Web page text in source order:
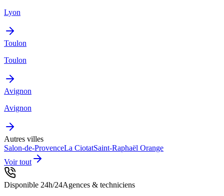
Lyon
Toulon
Toulon
Avignon
Avignon
Autres villes
Salon-de-ProvenceLa CiotatSaint-Raphaël Orange
Voir tout
Disponible 24h/24Agences & techniciens